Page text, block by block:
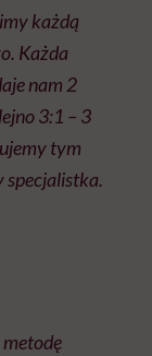
każdą
Każda
nam 2
3:1 – 3
tym
specjalistka.
metodę